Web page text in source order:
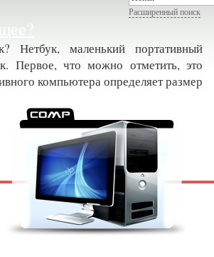
Расширенный поиск
Нетбук, маленький портативный
Первое, что можно отметить, это
компьютера определяет размер